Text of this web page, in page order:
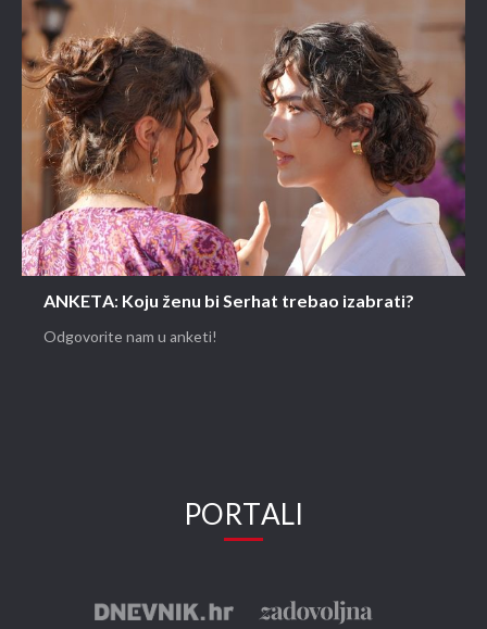
ANKETA: Koju ženu bi Serhat trebao izabrati?
Odgovorite nam u anketi!
PORTALI